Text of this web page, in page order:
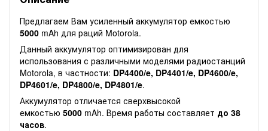
Предлагаем Вам усиленный аккумулятор емкостью
5000 mAh для раций Motorola.
Данный аккумулятор оптимизирован для
использования с различными моделями радиостанций
Motorola, в частности: DP4400/e, DP4401/e, DP4600/e,
DP4601/e, DP4800/e, DP4801/e.
Аккумулятор отличается сверхвысокой
емкостью 5000 mAh. Время работы составляет до 38
часов.